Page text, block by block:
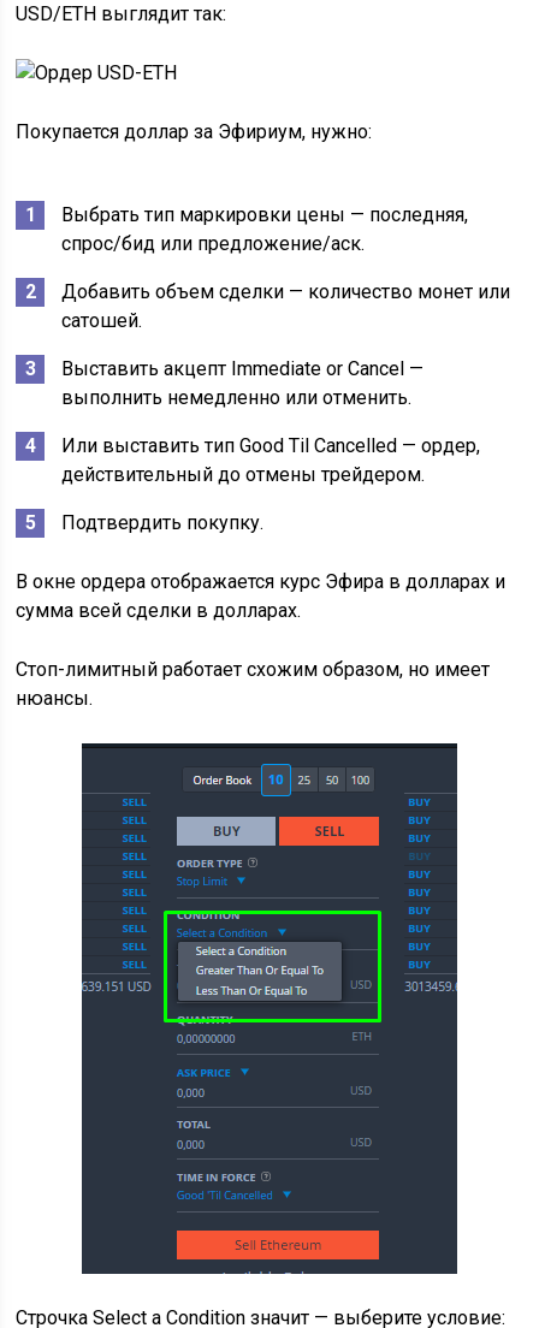
USD/ETH выглядит так:
Покупается доллар за Эфириум, нужно:
Выбрать тип маркировки цены — последняя,
спрос/бид или предложение/аск.
Добавить объем сделки — количество монет или
сатошей.
Выставить акцепт Immediate or Cancel —
выполнить немедленно или отменить.
Или выставить тип Good Til Cancelled — ордер,
действительный до отмены трейдером.
Подтвердить покупку.
В окне ордера отображается курс Эфира в долларах и
сумма всей сделки в долларах.
Стоп-лимитный работает схожим образом, но имеет
нюансы.
Строчка Select a Condition значит — выберите условие: